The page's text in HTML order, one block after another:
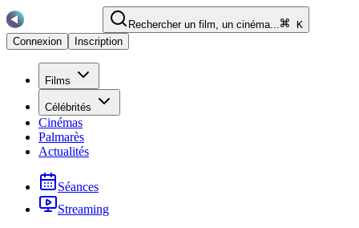
Rechercher un film, un cinéma...
K
Connexion
Inscription
Films
Célébrités
Cinémas
Palmarès
Actualités
Séances
Streaming